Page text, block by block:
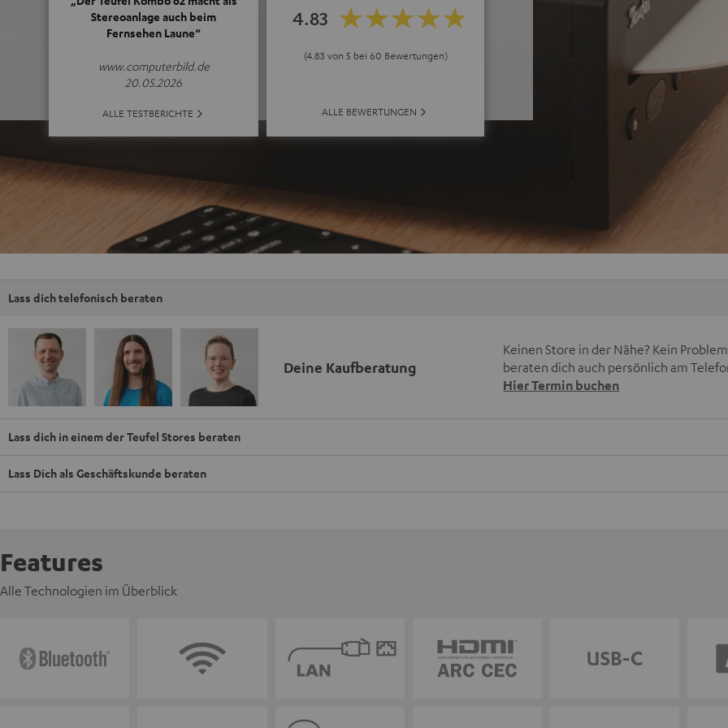
Stereoanlage auch beim
Fernsehen Laune“
www.computerbild.de
20.05.2026
ALLE TESTBERICHTE
4.83
(4.83 von 5 bei 60 Bewertungen)
ALLE BEWERTUNGEN
Lass dich telefonisch beraten
Deine Kaufberatung
Keinen Store in der Nähe? Kein
beraten dich auch persönlich am
Hier Termin buchen
Lass dich in einem der Teufel Stores beraten
Lass Dich als Geschäftskunde beraten
Features
Alle Technologien im Überblick